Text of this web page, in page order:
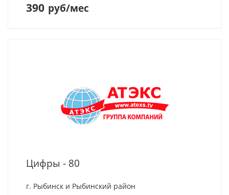
390 руб/мес
Цифры - 80
г. Рыбинск и Рыбинский район